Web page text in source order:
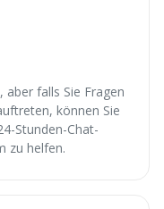
falls Sie Fragen
können Sie
Stunden-Chat-
zu helfen.